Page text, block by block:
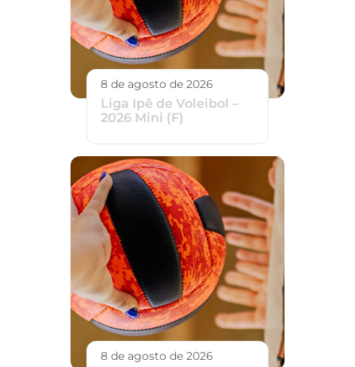
8 de agosto de 2026
Liga Ipê de Voleibol –
2026 Mini (F)
8 de agosto de 2026